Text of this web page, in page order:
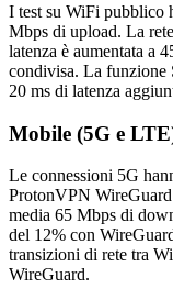
I test su WiFi pubblico
Mbps di upload. La
latenza è aumentata a
condivisa. La funzione
20 ms di latenza
Mobile (5G e
Le connessioni 5G
ProtonVPN
media 65 Mbps di
del 12% con
transizioni di rete tra
WireGuard.